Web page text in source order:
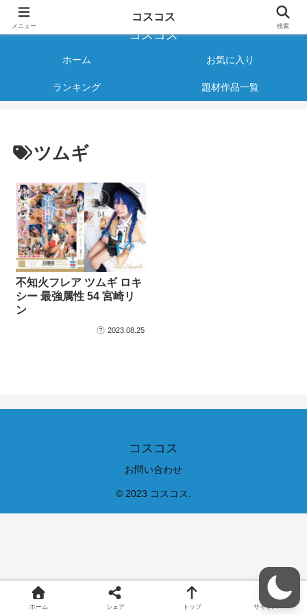
様々なジャンルのコスプレAVをご紹介する情報サイト
コスコス
ホーム お気に入り
ランキング 題材作品一覧
ツムギ
不知火フレア ツムギ ロキ
シー 最強属性 54 宮崎リ
ン
2023.08.25
コスコス
お問い合わせ
© 2023 コスコス.
メニュー
コスコス
検索
ホーム シェア トップ サイドバー